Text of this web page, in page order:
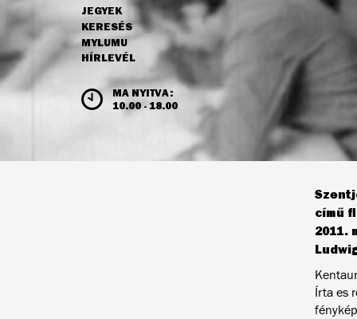
NAVIGÁCIÓ
JEGYEK
KERESÉS
MYLUMU
HÍRLEVÉL
MA NYITVA:
10.00 - 18.00
NYITVATARTÁS ÉS JEGYÁRAK
című
2011.
Kentaur
Írta es